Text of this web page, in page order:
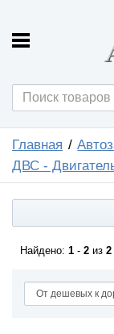
Главная
ДВС -
Найдено: 1 - 2 из 2